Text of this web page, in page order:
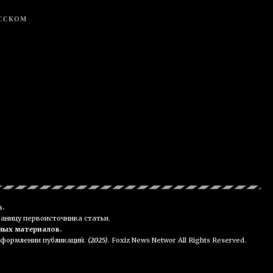
первоисточника статьи.
материалов.
публикаций. (2025). Foxiz News Networ All Rights Reserved.